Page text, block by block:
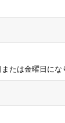
たは金曜日にな